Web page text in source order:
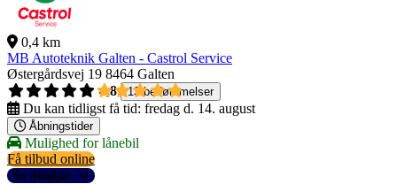
0,4 km
MB Autoteknik Galten - Castrol Service
Østergårdsvej 19 8464 Galten
4,8
13 bedømmelser
Du kan tidligst få tid: fredag d. 14. august
Åbningstider
Mulighed for lånebil
Få tilbud online
Se detaljer